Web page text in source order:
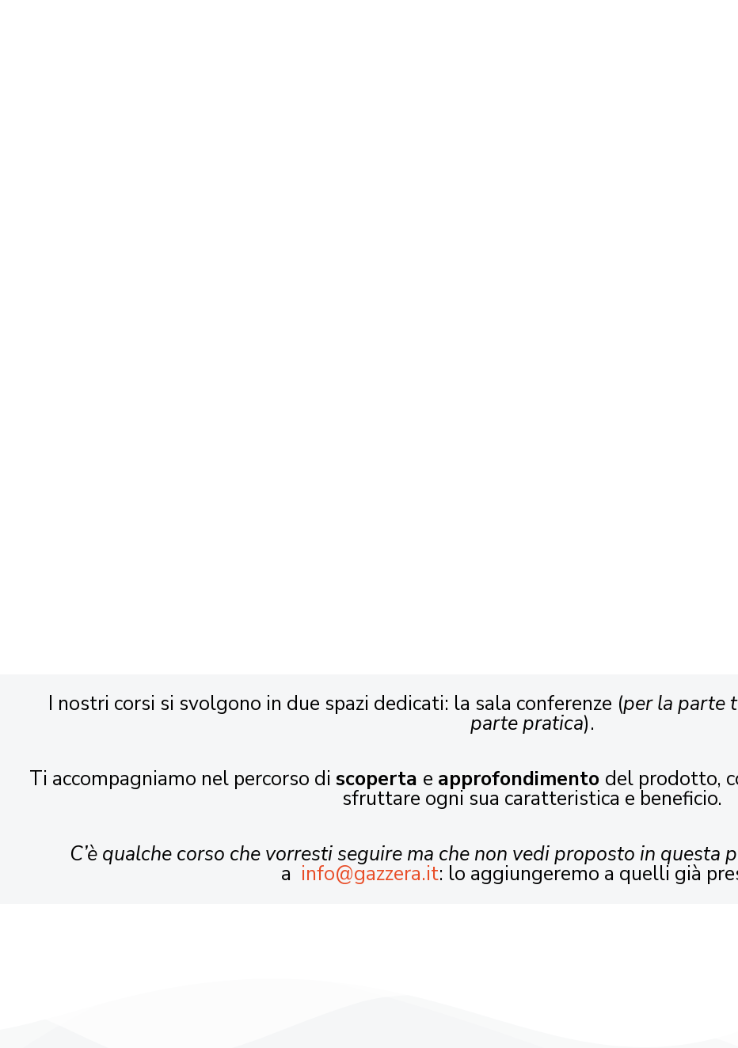
I nostri corsi si svolgono in due spazi dedicati: la sala conferenze (per la parte
parte pratica).
Ti accompagniamo nel percorso di scoperta e approfondimento del prodotto,
sfruttare ogni sua caratteristica e beneficio.
C’è qualche corso che vorresti seguire ma che non vedi proposto in questa
a info@gazzera.it: lo aggiungeremo a quelli già